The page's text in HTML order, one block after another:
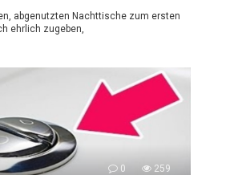
abgenutzten Nachttische zum ersten
ehrlich zugeben,
0 259